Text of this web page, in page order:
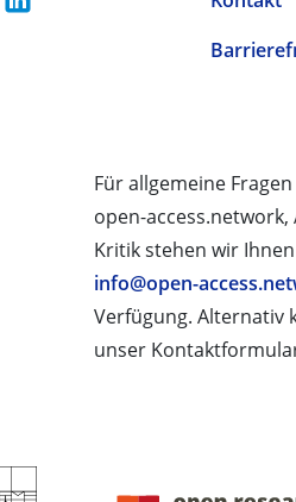
Für allgemeine
open-
Kritik stehen wir
info@open-
Verfügung. Alternativ
unser